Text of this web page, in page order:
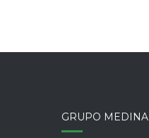
GRUPO MEDINA